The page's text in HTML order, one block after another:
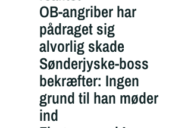
OB-angriber har
pådraget sig
alvorlig skade
Sønderjyske-boss
bekræfter: Ingen
grund til han møder
ind